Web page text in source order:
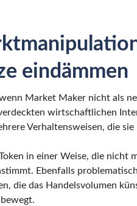
eindämmen
Market Maker nicht als
wirtschaftlichen
Verhaltensweisen, die
in einer Weise, die nicht
Ebenfalls
die das Handelsvolumen